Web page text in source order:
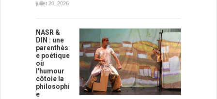
juillet 20, 2026
NASR &
DIN : une
parenthès
e poétique
où
l'humour
côtoie la
philosophi
e